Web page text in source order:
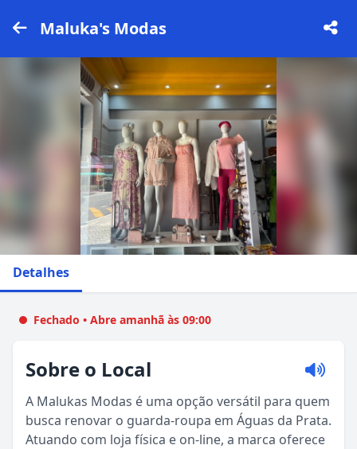
Maluka's Modas
Detalhes
Fechado • Abre amanhã às 09:00
Sobre o Local
A Malukas Modas é uma opção versátil para quem
busca renovar o guarda-roupa em Águas da Prata.
Atuando com loja física e on-line, a marca oferece